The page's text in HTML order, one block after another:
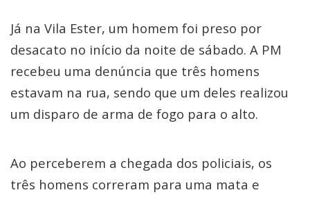
Já na Vila Ester, um homem foi preso por
desacato no início da noite de sábado. A PM
recebeu uma denúncia que três homens
estavam na rua, sendo que um deles realizou
um disparo de arma de fogo para o alto.
Ao perceberem a chegada dos policiais, os
três homens correram para uma mata e